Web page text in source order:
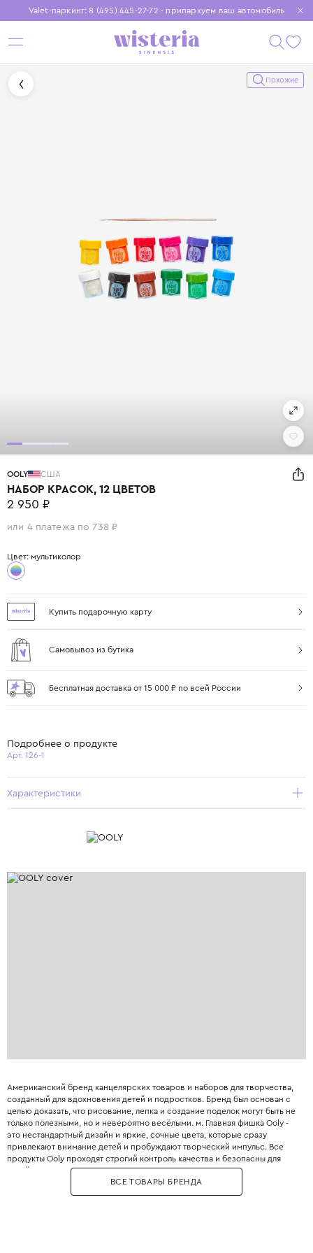
Valet-паркинг: 8 (495) 445-27-72 - припаркуем ваш автомобиль
Бесплатная доставка при заказе от 15 000 ₽
Установите приложение, чтобы покупки были еще удобнее
Похожие
OOLY США
НАБОР КРАСОК, 12 ЦВЕТОВ
2 950 ₽
или 4 платежа по 738 ₽
Цвет: мультиколор
Купить подарочную карту
Самовывоз из бутика
Бесплатная доставка от 15 000 ₽ по всей России
Подробнее о продукте
Арт. 126-1
Характеристики
Американский бренд канцелярских товаров и наборов для творчества,
созданный для вдохновения детей и подростков. Бренд был основан с
целью доказать, что рисование, лепка и создание поделок могут быть не
только полезными, но и невероятно весёлыми. м. Главная фишка Ooly -
это нестандартный дизайн и яркие, сочные цвета, которые сразу
привлекают внимание детей и пробуждают творческий импульс. Все
продукты Ooly проходят строгий контроль качества и безопасны для
детей: они не содержат токсичных веществ и имеют возрастную
маркировку. Бренд придумывает забавные названия для своих товаров,
например, «каракули-минутки» или «радужные перья», что добавляет
ВСЕ ТОВАРЫ БРЕНДА